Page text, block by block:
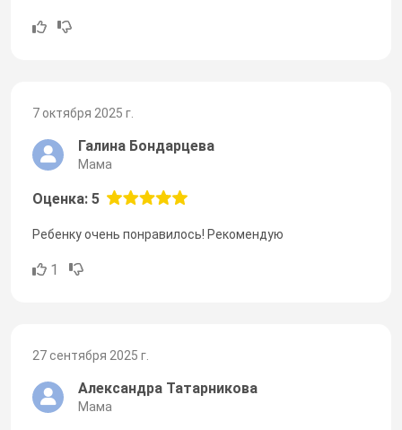
7 октября 2025 г.
Галина Бондарцева
Мама
Оценка: 5
Ребенку очень понравилось! Рекомендую
1
27 сентября 2025 г.
Александра Татарникова
Мама